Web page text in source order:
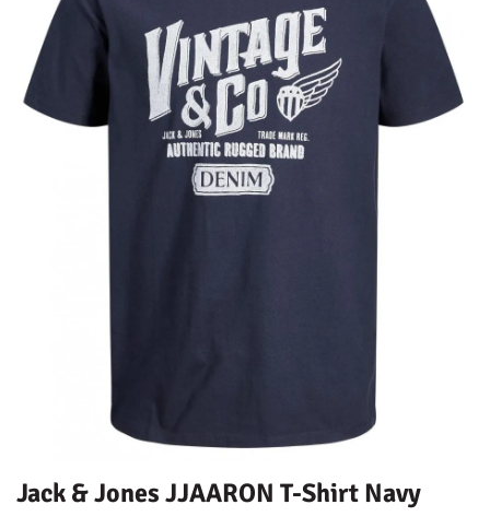
Jack & Jones JJAARON T-Shirt Navy